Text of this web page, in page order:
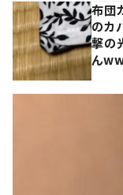
布団
のカ
撃の
ん